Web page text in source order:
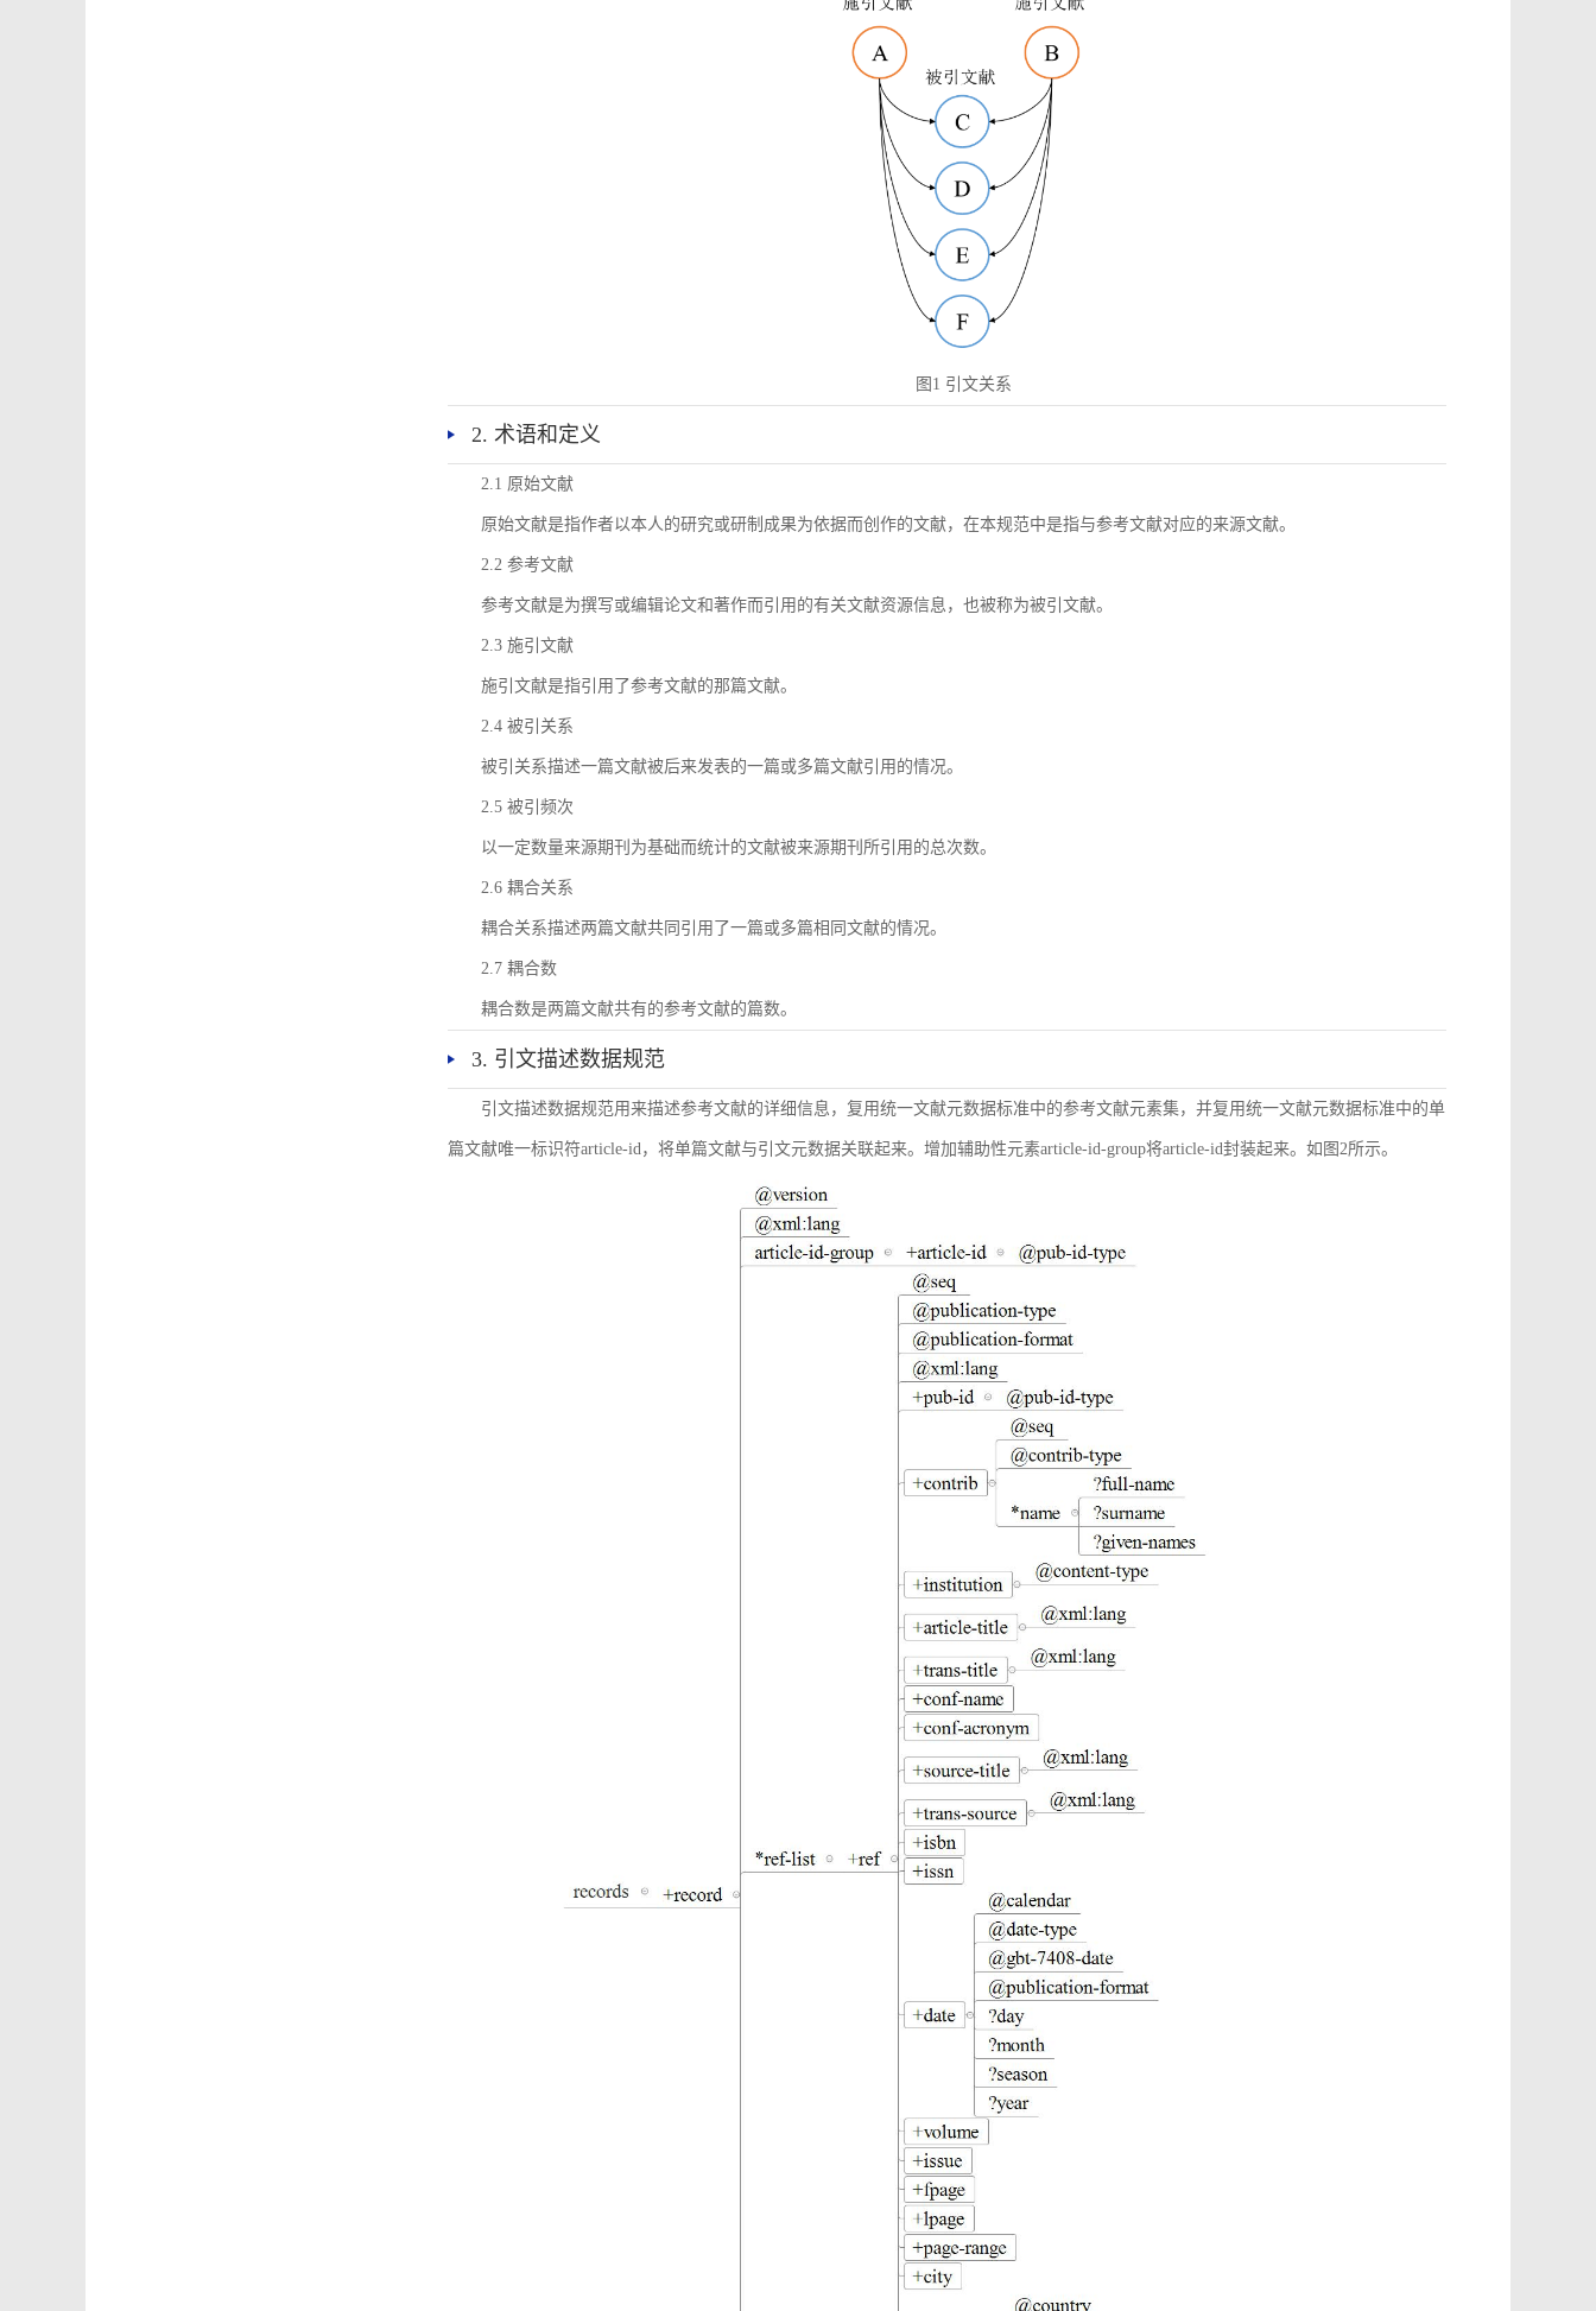
图1 引文关系
2. 术语和定义
2.1 原始文献
原始文献是指作者以本人的研究或研制成果为依据而创作的文献，在本规范中是指与参考文献对应的来源文献。
2.2 参考文献
参考文献是为撰写或编辑论文和著作而引用的有关文献资源信息，也被称为被引文献。
2.3 施引文献
施引文献是指引用了参考文献的那篇文献。
2.4 被引关系
被引关系描述一篇文献被后来发表的一篇或多篇文献引用的情况。
2.5 被引频次
以一定数量来源期刊为基础而统计的文献被来源期刊所引用的总次数。
2.6 耦合关系
耦合关系描述两篇文献共同引用了一篇或多篇相同文献的情况。
2.7 耦合数
耦合数是两篇文献共有的参考文献的篇数。
3. 引文描述数据规范
引文描述数据规范用来描述参考文献的详细信息，复用统一文献元数据标准中的参考文献元素集，并复用统一文献元数据标准中的单
篇文献唯一标识符article-id，将单篇文献与引文元数据关联起来。增加辅助性元素article-id-group将article-id封装起来。如图2所示。